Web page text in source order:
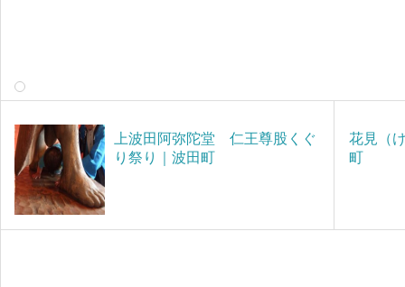
上波田阿弥陀堂 仁王尊股くぐ
り祭り｜波田町
花見（
町